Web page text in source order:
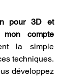
pour 3D et
compte
la simple
techniques.
développez